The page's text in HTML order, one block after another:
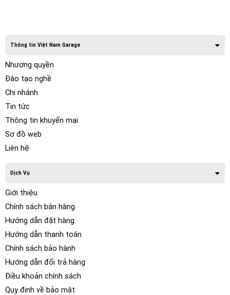
Thông tin Việt Nam Garage
Nhượng quyền
Đào tạo nghề
Chi nhánh
Tin tức
Thông tin khuyến mại
Sơ đồ web
Liên hệ
Dịch Vụ
Giới thiệu
Chính sách bán hàng
Hướng dẫn đặt hàng
Hướng dẫn thanh toán
Chính sách bảo hành
Hướng dẫn đổi trả hàng
Điều khoản chính sách
Quy định về bảo mật